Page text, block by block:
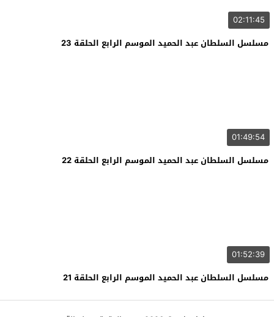
02:11:45
مسلسل السلطان عبد الحميد الموسم الرابع الحلقة 23
01:49:54
مسلسل السلطان عبد الحميد الموسم الرابع الحلقة 22
01:52:39
مسلسل السلطان عبد الحميد الموسم الرابع الحلقة 21